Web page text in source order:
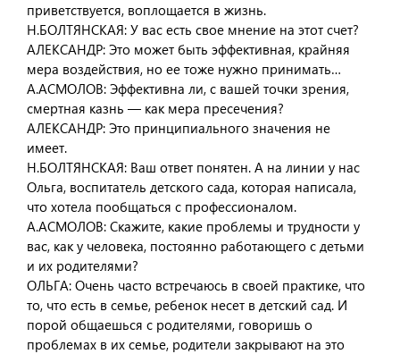
приветствуется, воплощается в жизнь.
Н.БОЛТЯНСКАЯ: У вас есть свое мнение на этот счет?
АЛЕКСАНДР: Это может быть эффективная, крайняя
мера воздействия, но ее тоже нужно принимать…
А.АСМОЛОВ: Эффективна ли, с вашей точки зрения,
смертная казнь — как мера пресечения?
АЛЕКСАНДР: Это принципиального значения не
имеет.
Н.БОЛТЯНСКАЯ: Ваш ответ понятен. А на линии у нас
Ольга, воспитатель детского сада, которая написала,
что хотела пообщаться с профессионалом.
А.АСМОЛОВ: Скажите, какие проблемы и трудности у
вас, как у человека, постоянно работающего с детьми
и их родителями?
ОЛЬГА: Очень часто встречаюсь в своей практике, что
то, что есть в семье, ребенок несет в детский сад. И
порой общаешься с родителями, говоришь о
проблемах в их семье, родители закрывают на это